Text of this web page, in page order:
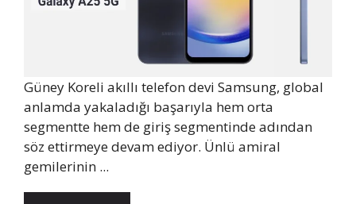
Güney Koreli akıllı telefon devi Samsung, global
anlamda yakaladığı başarıyla hem orta
segmentte hem de giriş segmentinde adından
söz ettirmeye devam ediyor. Ünlü amiral
gemilerinin ...